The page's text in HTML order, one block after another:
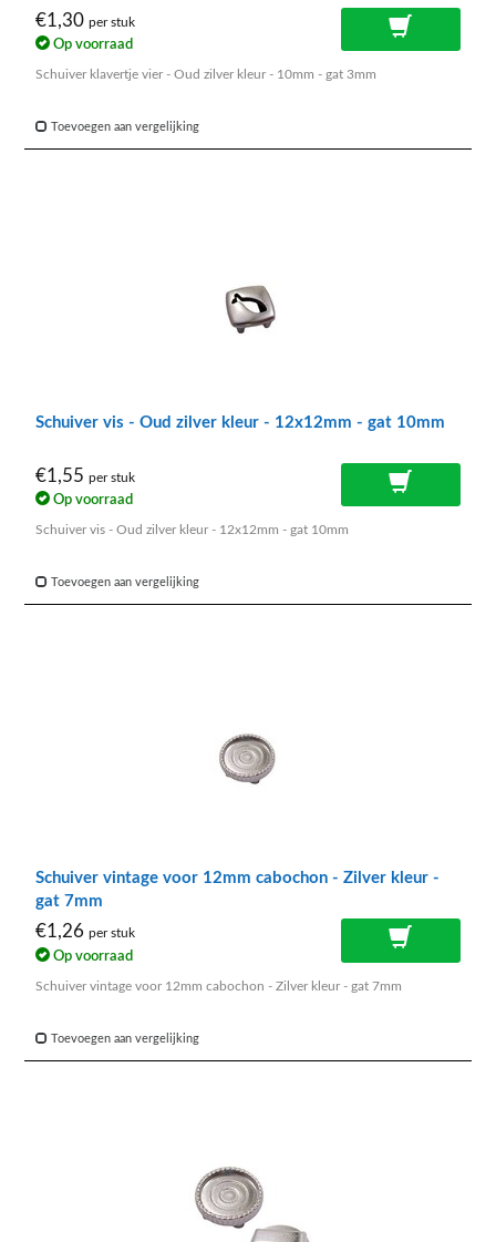
€1,30 per stuk
Op voorraad
Schuiver klavertje vier - Oud zilver kleur - 10mm - gat 3mm
Toevoegen aan vergelijking
Schuiver vis - Oud zilver kleur - 12x12mm - gat 10mm
€1,55 per stuk
Op voorraad
Schuiver vis - Oud zilver kleur - 12x12mm - gat 10mm
Toevoegen aan vergelijking
Schuiver vintage voor 12mm cabochon - Zilver kleur -
gat 7mm
€1,26 per stuk
Op voorraad
Schuiver vintage voor 12mm cabochon - Zilver kleur - gat 7mm
Toevoegen aan vergelijking